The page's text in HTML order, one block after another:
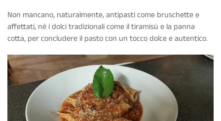
Non mancano, naturalmente, antipasti come bruschette e
affettati, né i dolci tradizionali come il tiramisù e la panna
cotta, per concludere il pasto con un tocco dolce e autentico.